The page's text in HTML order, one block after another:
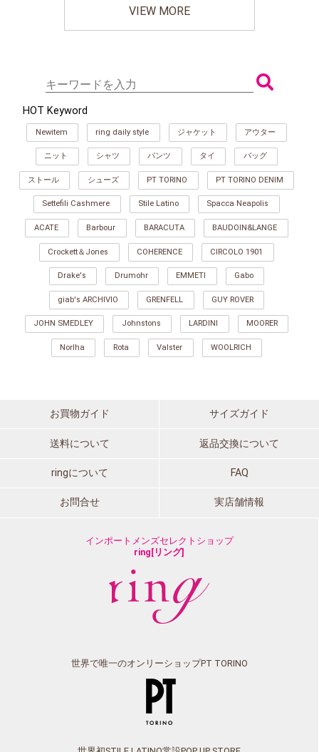
VIEW MORE
HOT Keyword
Newitem ring daily style ジャケット アウター
ニット シャツ パンツ タイ バッグ
ストール シューズ PT TORINO PT TORINO DENIM
Settefili Cashmere Stile Latino Spacca Neapolis
ACATE Barbour BARACUTA BAUDOIN&LANGE
Crockett＆Jones COHERENCE CIRCOLO 1901
Drake's Drumohr EMMETI Gabo
giab's ARCHIVIO GRENFELL GUY ROVER
JOHN SMEDLEY Johnstons LARDINI MOORER
Norlha Rota Valster WOOLRICH